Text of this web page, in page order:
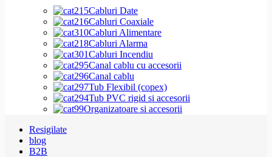
Cabluri Date
Cabluri Coaxiale
Cabluri Alimentare
Cabluri Alarma
Cabluri Incendiu
Canal cablu cu accesorii
Canal cablu
Tub Flexibil (copex)
Tub PVC rigid si accesorii
Organizatoare si accesorii
Resigilate
blog
B2B